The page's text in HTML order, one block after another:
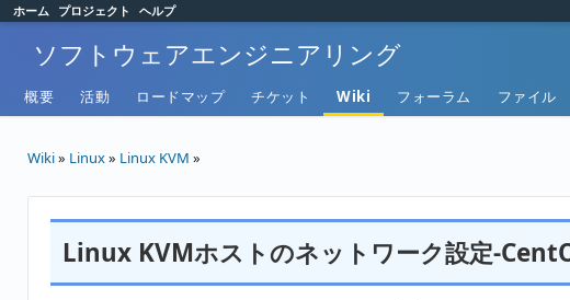
ホーム プロジェクト ヘルプ
ソフトウェアエンジニアリング
概要 活動 ロードマップ チケット Wiki フォーラム ファイル
Wiki» Linux» Linux KVM »
Linux KVMホストのネットワーク設定-